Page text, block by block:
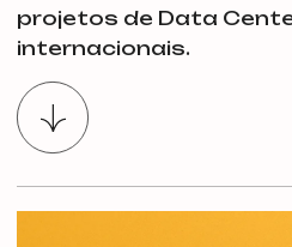
projetos de Data
internacionais.